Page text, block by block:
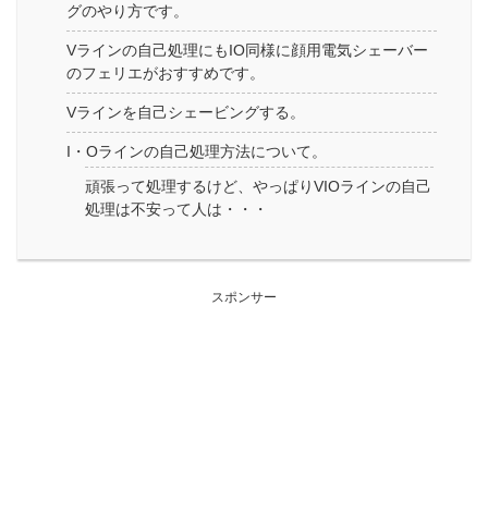
グのやり方です。
Vラインの自己処理にもIO同様に顔用電気シェーバー
のフェリエがおすすめです。
Vラインを自己シェービングする。
I・Oラインの自己処理方法について。
頑張って処理するけど、やっぱりVIOラインの自己
処理は不安って人は・・・
スポンサー